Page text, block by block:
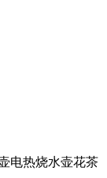
电热烧水壶花茶